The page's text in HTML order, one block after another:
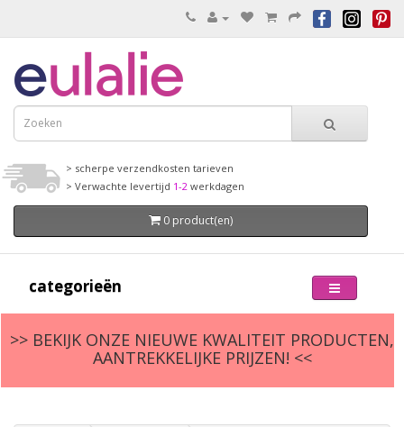
> scherpe verzendkosten tarieven
> Verwachte levertijd 1-2 werkdagen
0 product(en)
categorieën
>> BEKIJK ONZE NIEUWE KWALITEIT PRODUCTEN,
AANTREKKELIJKE PRIJZEN! <<